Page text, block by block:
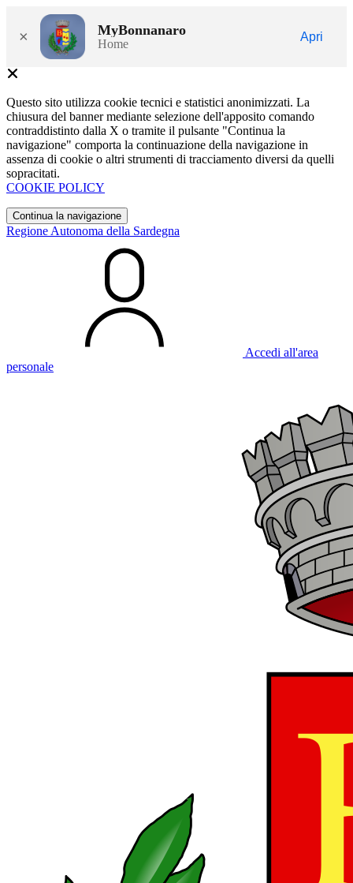
× MyBonnanaro
Home
Apri
Questo sito utilizza cookie tecnici e statistici anonimizzati. La
chiusura del banner mediante selezione dell'apposito comando
contraddistinto dalla X o tramite il pulsante "Continua la
navigazione" comporta la continuazione della navigazione in
assenza di cookie o altri strumenti di tracciamento diversi da quelli
sopracitati.
COOKIE POLICY
Continua la navigazione
Regione Autonoma della Sardegna
Accedi all'area
personale